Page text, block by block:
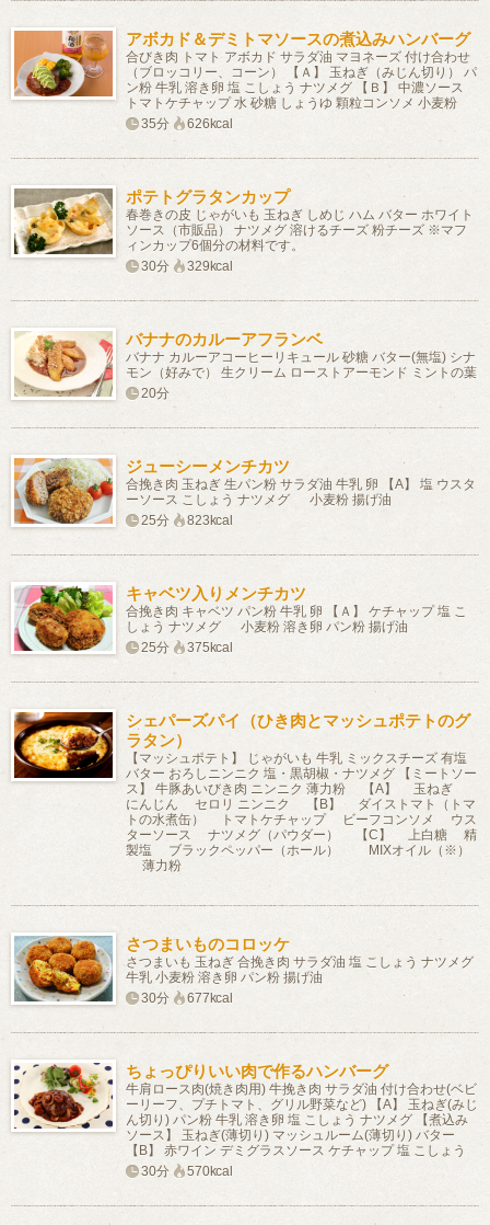
アボカド＆デミトマソースの煮込みハンバーグ
合びき肉 トマト アボカド サラダ油 マヨネーズ 付け合わせ
（ブロッコリー、コーン） 【Ａ】 玉ねぎ（みじん切り） パ
ン粉 牛乳 溶き卵 塩 こしょう ナツメグ 【Ｂ】 中濃ソース
トマトケチャップ 水 砂糖 しょうゆ 顆粒コンソメ 小麦粉
35分
626kcal
ポテトグラタンカップ
春巻きの皮 じゃがいも 玉ねぎ しめじ ハム バター ホワイト
ソース（市販品） ナツメグ 溶けるチーズ 粉チーズ ※マフ
ィンカップ6個分の材料です。
30分
329kcal
バナナのカルーアフランベ
バナナ カルーアコーヒーリキュール 砂糖 バター(無塩) シナ
モン（好みで） 生クリーム ローストアーモンド ミントの葉
20分
ジューシーメンチカツ
合挽き肉 玉ねぎ 生パン粉 サラダ油 牛乳 卵 【A】 塩 ウスタ
ーソース こしょう ナツメグ 小麦粉 揚げ油
25分
823kcal
キャベツ入りメンチカツ
合挽き肉 キャベツ パン粉 牛乳 卵 【Ａ】 ケチャップ 塩 こ
しょう ナツメグ 小麦粉 溶き卵 パン粉 揚げ油
25分
375kcal
シェパーズパイ（ひき肉とマッシュポテトのグ
ラタン）
【マッシュポテト】 じゃがいも 牛乳 ミックスチーズ 有塩
バター おろしニンニク 塩・黒胡椒・ナツメグ 【ミートソー
ス】 牛豚あいびき肉 ニンニク 薄力粉 【A】 玉ねぎ
にんじん セロリ ニンニク 【B】 ダイストマト（トマ
トの水煮缶） トマトケチャップ ビーフコンソメ ウス
ターソース ナツメグ（パウダー） 【C】 上白糖 精
製塩 ブラックペッパー（ホール） MIXオイル（※）
薄力粉
さつまいものコロッケ
さつまいも 玉ねぎ 合挽き肉 サラダ油 塩 こしょう ナツメグ
牛乳 小麦粉 溶き卵 パン粉 揚げ油
30分
677kcal
ちょっぴりいい肉で作るハンバーグ
牛肩ロース肉(焼き肉用) 牛挽き肉 サラダ油 付け合わせ(ベビ
ーリーフ、プチトマト、グリル野菜など) 【A】 玉ねぎ(みじ
ん切り) パン粉 牛乳 溶き卵 塩 こしょう ナツメグ 【煮込み
ソース】 玉ねぎ(薄切り) マッシュルーム(薄切り) バター
【B】 赤ワイン デミグラスソース ケチャップ 塩 こしょう
30分
570kcal